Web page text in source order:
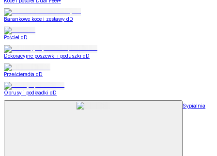
Barankowe koce i zestawy dD
Pościel dD
Dekoracyjne poszewki i poduszki dD
Prześcieradła dD
Obrusy i podkładki dD
Sypialnia